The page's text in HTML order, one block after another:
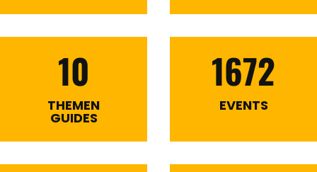
10
THEMEN
GUIDES
1672
EVENTS